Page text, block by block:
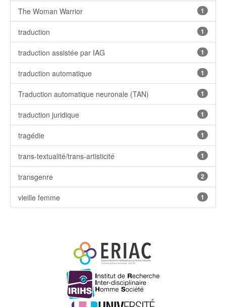
The Woman Warrior 1
traduction 1
traduction assistée par IAG 1
traduction automatique 1
Traduction automatique neuronale (TAN) 1
traduction juridique 1
tragédie 1
trans-textualité/trans-artisticité 1
transgenre 2
vieille femme 1